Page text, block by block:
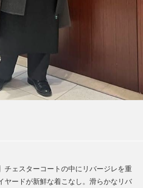
チェスターコートの中にリバージレを重
ヤードが新鮮な着こなし。滑らかなリバ